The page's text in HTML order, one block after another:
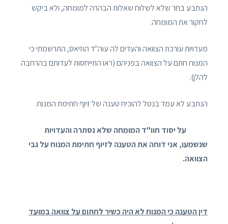
הנתבע בחר שלא לשלוח שאלות הבהרה למומחה, ולא ביקש
לחקור את המומחה.
מעדויות עורכת הצוואה והעדים לה עוה"ד הוזיאס, התרשמתי כי
המנוח חתם על הצוואה בפניהם (ראו התייחסות לעדותם בהרחבה
להלן).
הנתבע לא עמד בנטל להוכיח טענה של זיוף חתימת המנוח.
על יסוד חוו"ד המומחה שלא נסתרה והעדויות
שנשמעו, אני דוחה את הטענה לזיוף חתימת המנוח על גבי
הצוואה.
דין הטענה כי המנוח לא היה כשיר לחתום על צוואה במועד